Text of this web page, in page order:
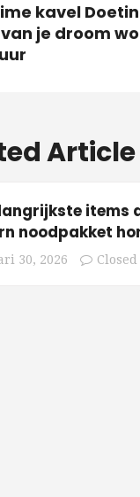
kavel
je droom
Article
items
noodpakket
30, 2026 Closed